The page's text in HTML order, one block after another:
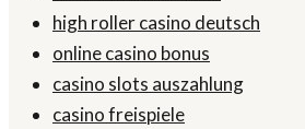
high roller casino deutsch
online casino bonus
casino slots auszahlung
casino freispiele